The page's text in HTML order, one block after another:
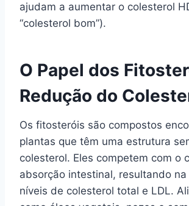
ajudam a aumentar o colesterol
“colesterol bom”).
O Papel dos
Redução do
Os fitosteróis são compostos
plantas que têm uma estrutura
colesterol. Eles competem com o
absorção intestinal, resultando
níveis de colesterol total e LDL.